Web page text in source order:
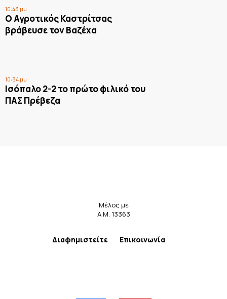
10:43 μμ
Ο Αγροτικός Καστρίτσας
βράβευσε τον Βαζέχα
10:34 μμ
Ισόπαλο 2-2 το πρώτο φιλικό του
ΠΑΣ Πρέβεζα
Μέλος με
Α.Μ. 13363
Διαφημιστείτε Επικοινωνία